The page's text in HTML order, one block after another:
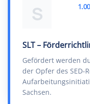
S
SLT –
Gefördert werden
der Opfer des SED-
Sachsen.